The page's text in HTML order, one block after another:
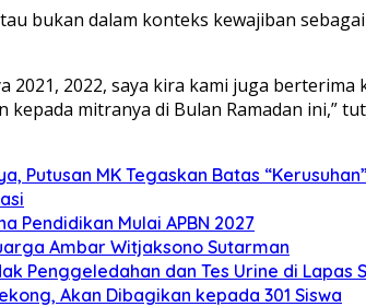
bukan dalam konteks kewajiban
2022, saya kira kami juga
mitranya di Bulan Ramadan ini,”
Putusan MK Tegaskan Batas “Kerusuhan”
Pendidikan Mulai APBN 2027
Ambar Witjaksono Sutarman
Penggeledahan dan Tes Urine di Lapas
Akan Dibagikan kepada 301 Siswa